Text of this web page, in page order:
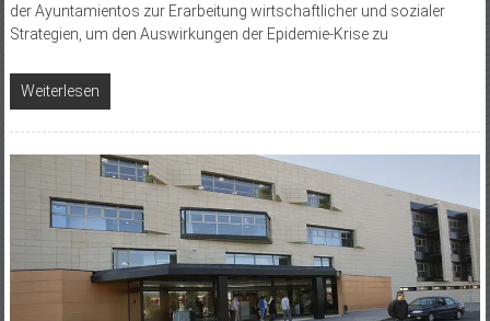
der Ayuntamientos zur Erarbeitung wirtschaftlicher und sozialer
Strategien, um den Auswirkungen der Epidemie-Krise zu
Weiterlesen